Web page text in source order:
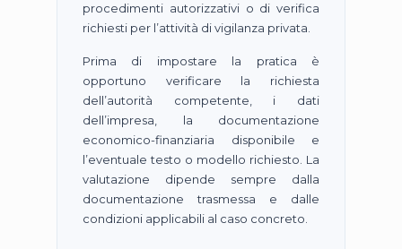
procedimenti autorizzativi o di verifica
richiesti per l’attività di vigilanza privata.
Prima di impostare la pratica è
opportuno verificare la richiesta
dell’autorità competente, i dati
dell’impresa, la documentazione
economico-finanziaria disponibile e
l’eventuale testo o modello richiesto. La
valutazione dipende sempre dalla
documentazione trasmessa e dalle
condizioni applicabili al caso concreto.